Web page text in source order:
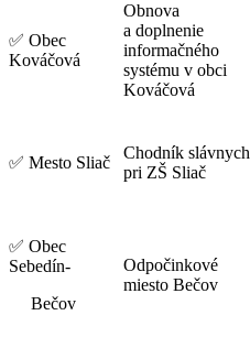
✅ Obec
Kováčová
Obnova
a doplnenie
informačného
systému v obci
Kováčová
✅ Mesto Sliač
Chodník slávnych
pri ZŠ Sliač
✅ Obec
Sebedín-
Bečov
Odpočinkové
miesto Bečov